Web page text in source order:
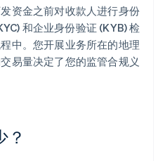
资金之前对收款人进行身份
和企业身份验证 (KYB) 检
中。您开展业务所在的地理
易量决定了您的监管合规义
？